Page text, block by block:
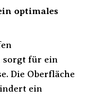
optimales
sorgt für ein
Die Oberfläche
ein